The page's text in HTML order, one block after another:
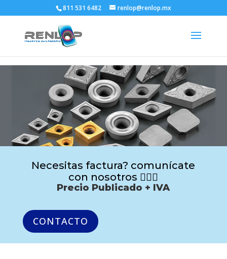
811 531 6482 renlop@renlop.mx
Necesitas factura? comunícate
con nosotros 🙋🏻‍♂️
Precio Publicado + IVA
CONTACTO